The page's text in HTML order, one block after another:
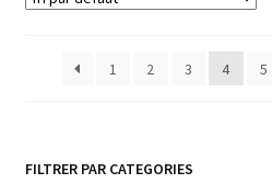
1 2 3 4 5
FILTRER PAR CATEGORIES